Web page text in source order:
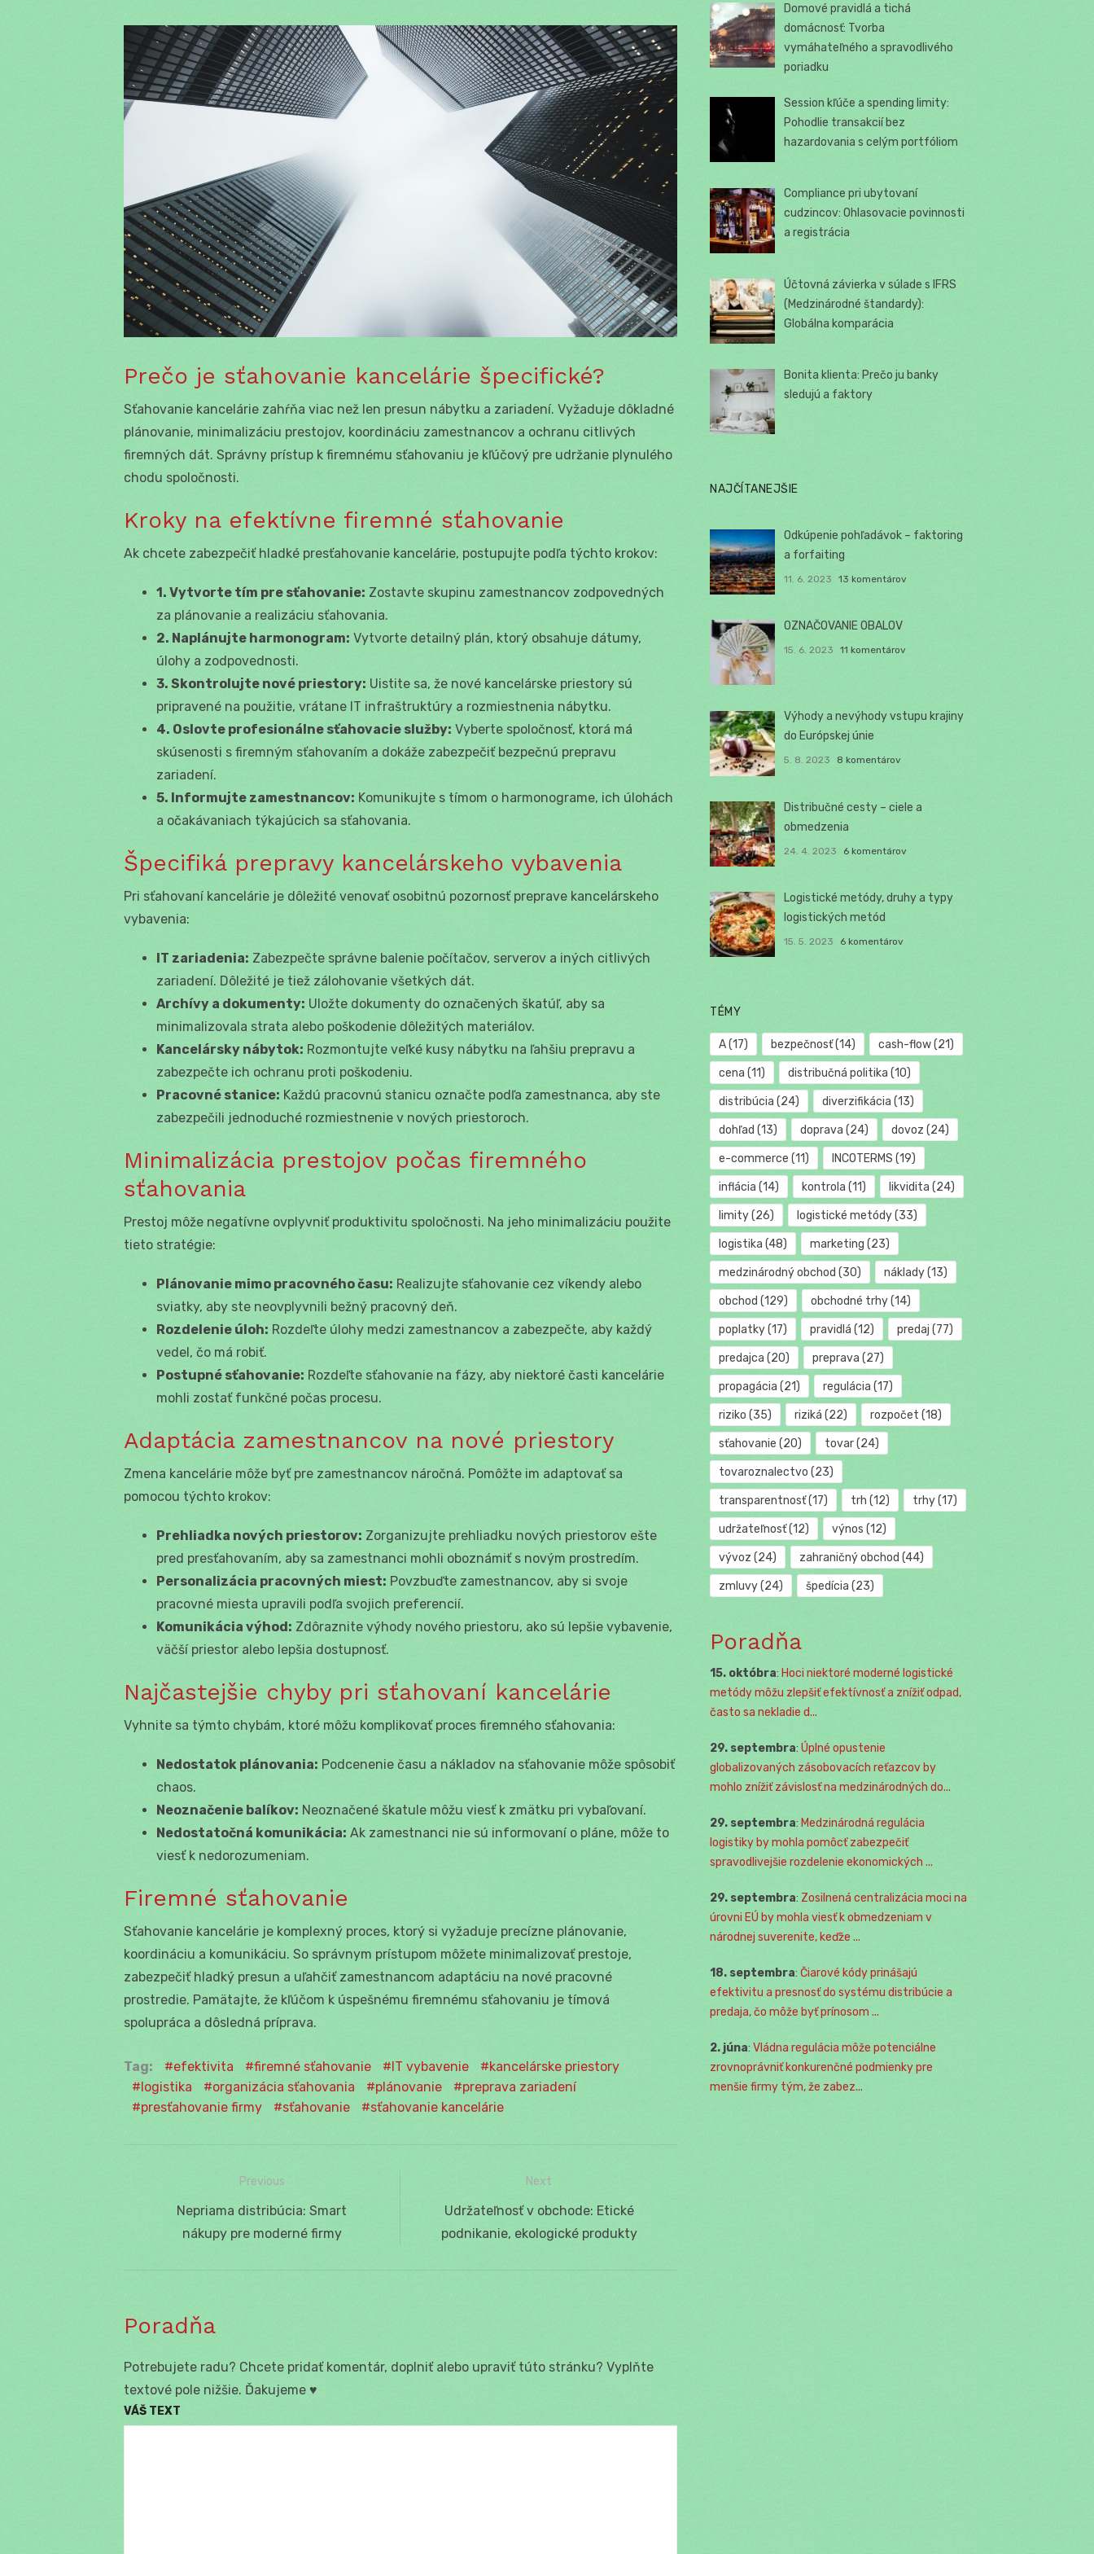
Prečo je sťahovanie kancelárie špecifické?
Sťahovanie kancelárie zahŕňa viac než len presun nábytku a zariadení. Vyžaduje dôkladné
plánovanie, minimalizáciu prestojov, koordináciu zamestnancov a ochranu citlivých
firemných dát. Správny prístup k firemnému sťahovaniu je kľúčový pre udržanie plynulého
chodu spoločnosti.
Kroky na efektívne firemné sťahovanie
Ak chcete zabezpečiť hladké presťahovanie kancelárie, postupujte podľa týchto krokov:
1. Vytvorte tím pre sťahovanie: Zostavte skupinu zamestnancov zodpovedných
za plánovanie a realizáciu sťahovania.
2. Naplánujte harmonogram: Vytvorte detailný plán, ktorý obsahuje dátumy,
úlohy a zodpovednosti.
3. Skontrolujte nové priestory: Uistite sa, že nové kancelárske priestory sú
pripravené na použitie, vrátane IT infraštruktúry a rozmiestnenia nábytku.
4. Oslovte profesionálne sťahovacie služby: Vyberte spoločnosť, ktorá má
skúsenosti s firemným sťahovaním a dokáže zabezpečiť bezpečnú prepravu
zariadení.
5. Informujte zamestnancov: Komunikujte s tímom o harmonograme, ich úlohách
a očakávaniach týkajúcich sa sťahovania.
Špecifiká prepravy kancelárskeho vybavenia
Pri sťahovaní kancelárie je dôležité venovať osobitnú pozornosť preprave kancelárskeho
vybavenia:
IT zariadenia: Zabezpečte správne balenie počítačov, serverov a iných citlivých
zariadení. Dôležité je tiež zálohovanie všetkých dát.
Archívy a dokumenty: Uložte dokumenty do označených škatúľ, aby sa
minimalizovala strata alebo poškodenie dôležitých materiálov.
Kancelársky nábytok: Rozmontujte veľké kusy nábytku na ľahšiu prepravu a
zabezpečte ich ochranu proti poškodeniu.
Pracovné stanice: Každú pracovnú stanicu označte podľa zamestnanca, aby ste
zabezpečili jednoduché rozmiestnenie v nových priestoroch.
Minimalizácia prestojov počas firemného
sťahovania
Prestoj môže negatívne ovplyvniť produktivitu spoločnosti. Na jeho minimalizáciu použite
tieto stratégie:
Plánovanie mimo pracovného času: Realizujte sťahovanie cez víkendy alebo
sviatky, aby ste neovplyvnili bežný pracovný deň.
Rozdelenie úloh: Rozdeľte úlohy medzi zamestnancov a zabezpečte, aby každý
vedel, čo má robiť.
Postupné sťahovanie: Rozdeľte sťahovanie na fázy, aby niektoré časti kancelárie
mohli zostať funkčné počas procesu.
Adaptácia zamestnancov na nové priestory
Zmena kancelárie môže byť pre zamestnancov náročná. Pomôžte im adaptovať sa
pomocou týchto krokov:
Prehliadka nových priestorov: Zorganizujte prehliadku nových priestorov ešte
pred presťahovaním, aby sa zamestnanci mohli oboznámiť s novým prostredím.
Personalizácia pracovných miest: Povzbuďte zamestnancov, aby si svoje
pracovné miesta upravili podľa svojich preferencií.
Komunikácia výhod: Zdôraznite výhody nového priestoru, ako sú lepšie vybavenie,
väčší priestor alebo lepšia dostupnosť.
Najčastejšie chyby pri sťahovaní kancelárie
Vyhnite sa týmto chybám, ktoré môžu komplikovať proces firemného sťahovania:
Nedostatok plánovania: Podcenenie času a nákladov na sťahovanie môže spôsobiť
chaos.
Neoznačenie balíkov: Neoznačené škatule môžu viesť k zmätku pri vybaľovaní.
Nedostatočná komunikácia: Ak zamestnanci nie sú informovaní o pláne, môže to
viesť k nedorozumeniam.
Firemné sťahovanie
Sťahovanie kancelárie je komplexný proces, ktorý si vyžaduje precízne plánovanie,
koordináciu a komunikáciu. So správnym prístupom môžete minimalizovať prestoje,
zabezpečiť hladký presun a uľahčiť zamestnancom adaptáciu na nové pracovné
prostredie. Pamätajte, že kľúčom k úspešnému firemnému sťahovaniu je tímová
spolupráca a dôsledná príprava.
Tag: efektivita firemné sťahovanie IT vybavenie
kancelárske priestory
logistika
organizácia sťahovania plánovanie
preprava zariadení
presťahovanie firmy
sťahovanie sťahovanie kancelárie
Navigácia
Previous
Previous
post:
Nepriama distribúcia: Smart
nákupy pre moderné firmy
Next
Next
post:
Udržateľnosť v obchode: Etické
podnikanie, ekologické produkty
Poradňa
Potrebujete radu? Chcete pridať komentár, doplniť alebo upraviť túto stránku? Vyplňte
textové pole nižšie. Ďakujeme ♥
VÁŠ TEXT
Domové pravidlá a tichá
domácnosť: Tvorba
vymáhateľného a spravodlivého
poriadku
Session kľúče a spending limity:
Pohodlie transakcií bez
hazardovania s celým portfóliom
Compliance pri ubytovaní
cudzincov: Ohlasovacie povinnosti
a registrácia
Účtovná závierka v súlade s IFRS
(Medzinárodné štandardy):
Globálna komparácia
Bonita klienta: Prečo ju banky
sledujú a faktory
NAJČÍTANEJŠIE
Odkúpenie pohľadávok – faktoring
a forfaiting
11. 6. 2023 13 komentárov
OZNAČOVANIE OBALOV
15. 6. 2023 11 komentárov
Výhody a nevýhody vstupu krajiny
do Európskej únie
5. 8. 2023 8 komentárov
Distribučné cesty – ciele a
obmedzenia
24. 4. 2023 6 komentárov
Logistické metódy, druhy a typy
logistických metód
15. 5. 2023 6 komentárov
TÉMY
A(17) bezpečnosť(14) cash-flow(21)
cena (11) distribučná politika (10)
distribúcia (24) diverzifikácia (13)
dohľad (13) doprava (24) dovoz (24)
e-commerce (11) INCOTERMS (19)
inflácia (14) kontrola (11) likvidita (24)
limity(26) logistické metódy(33)
logistika (48) marketing (23)
medzinárodný obchod (30) náklady(13)
obchod (129) obchodné trhy(14)
poplatky(17) pravidlá (12) predaj (77)
predajca (20) preprava (27)
propagácia (21) regulácia (17)
riziko (35) riziká (22) rozpočet (18)
sťahovanie (20) tovar(24)
tovaroznalectvo (23)
transparentnosť(17) trh (12) trhy(17)
udržateľnosť(12) výnos (12)
vývoz (24) zahraničný obchod (44)
zmluvy(24) špedícia (23)
Poradňa
15. októbra: Hoci niektoré moderné logistické
metódy môžu zlepšiť efektívnosť a znížiť odpad,
často sa nekladie d...
29. septembra: Úplné opustenie
globalizovaných zásobovacích reťazcov by
mohlo znížiť závislosť na medzinárodných do...
29. septembra: Medzinárodná regulácia
logistiky by mohla pomôcť zabezpečiť
spravodlivejšie rozdelenie ekonomických ...
29. septembra: Zosilnená centralizácia moci na
úrovni EÚ by mohla viesť k obmedzeniam v
národnej suverenite, keďže ...
18. septembra: Čiarové kódy prinášajú
efektivitu a presnosť do systému distribúcie a
predaja, čo môže byť prínosom ...
2. júna: Vládna regulácia môže potenciálne
zrovnoprávniť konkurenčné podmienky pre
menšie firmy tým, že zabez...